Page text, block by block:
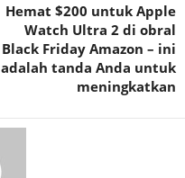
Hemat $200 untuk Apple
Watch Ultra 2 di obral
Black Friday Amazon – ini
adalah tanda Anda untuk
meningkatkan